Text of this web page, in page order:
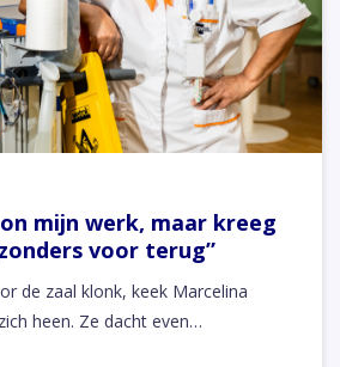
mijn werk, maar kreeg
voor terug”
de zaal klonk, keek Marcelina
heen. Ze dacht even…